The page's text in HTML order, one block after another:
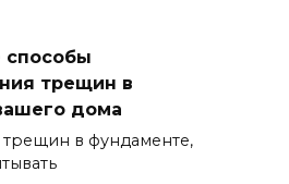
трещин в
дома
в фундаменте,